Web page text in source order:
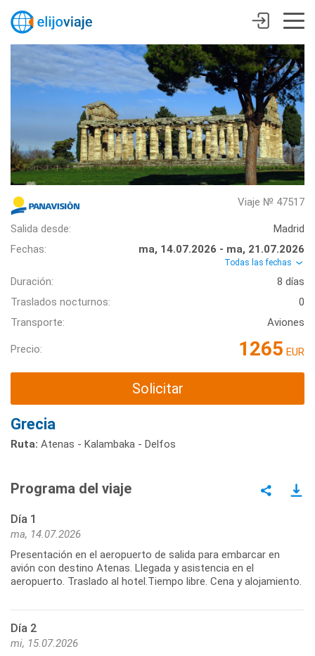
Viaje № 47517
Salida desde:
Madrid
Fechas:
ma, 14.07.2026 - ma, 21.07.2026
Todas las fechas
Duración:
8 días
Traslados nocturnos:
0
Transporte:
Aviones
Precio: 1265 EUR
Solicitar
Grecia
Ruta: Atenas - Kalambaka - Delfos
Programa del viaje
Día 1
ma, 14.07.2026
Presentación en el aeropuerto de salida para embarcar en
avión con destino Atenas. Llegada y asistencia en el
aeropuerto. Traslado al hotel.Tiempo libre. Cena y alojamiento.
Día 2
mi, 15.07.2026